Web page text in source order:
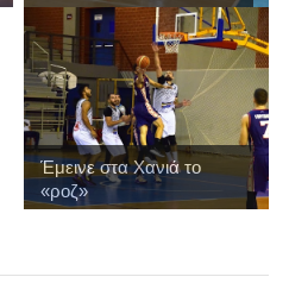
Έμεινε στα Χανιά το
«ροζ»